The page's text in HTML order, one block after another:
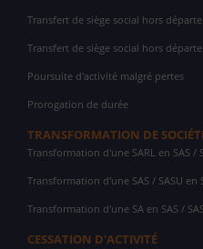
Transfert de siège social hors
Transfert de siège social hors
Poursuite d'activité malgré pertes
Prorogation de durée
TRANSFORMATION DE
Transformation d'une SARL en SAS /
Transformation d'une SAS / SASU en
Transformation d'une SA en SAS /
CESSATION D'ACTIVITÉ